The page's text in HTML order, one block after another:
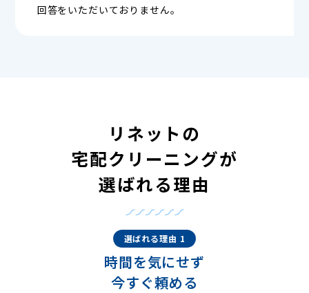
回答をいただいておりません。
リネットの
宅配クリーニングが
選ばれる理由
選ばれる理由 1
時間を気にせず
今すぐ頼める